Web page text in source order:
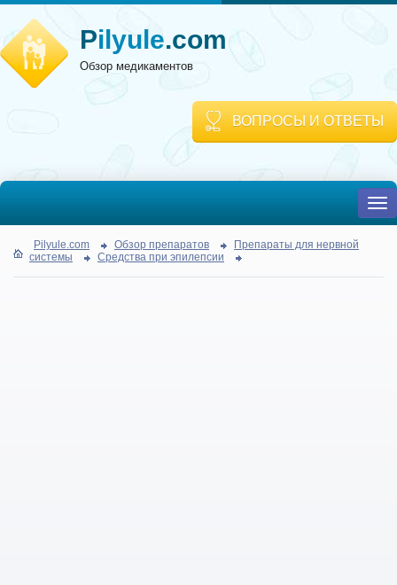
Pilyule.com
Обзор медикаментов
ВОПРОСЫ И ОТВЕТЫ
Pilyule.com Обзор препаратов
Препараты для нервной
системы
Средства при эпилепсии